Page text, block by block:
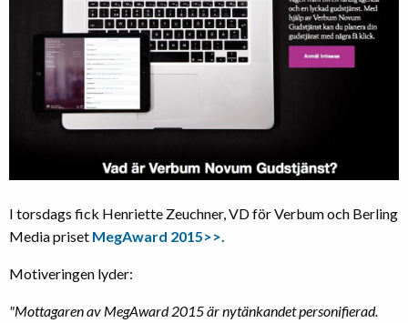
I torsdags fick Henriette Zeuchner, VD för Verbum och Berling
Media priset MegAward 2015>>.
Motiveringen lyder:
"Mottagaren av MegAward 2015 är nytänkandet personifierad.